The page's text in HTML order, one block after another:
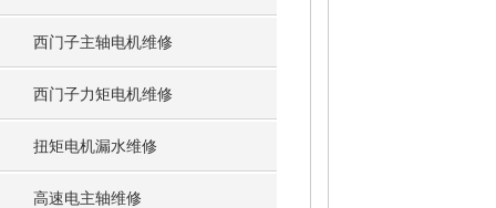
西门子主轴电机维修
西门子力矩电机维修
扭矩电机漏水维修
高速电主轴维修